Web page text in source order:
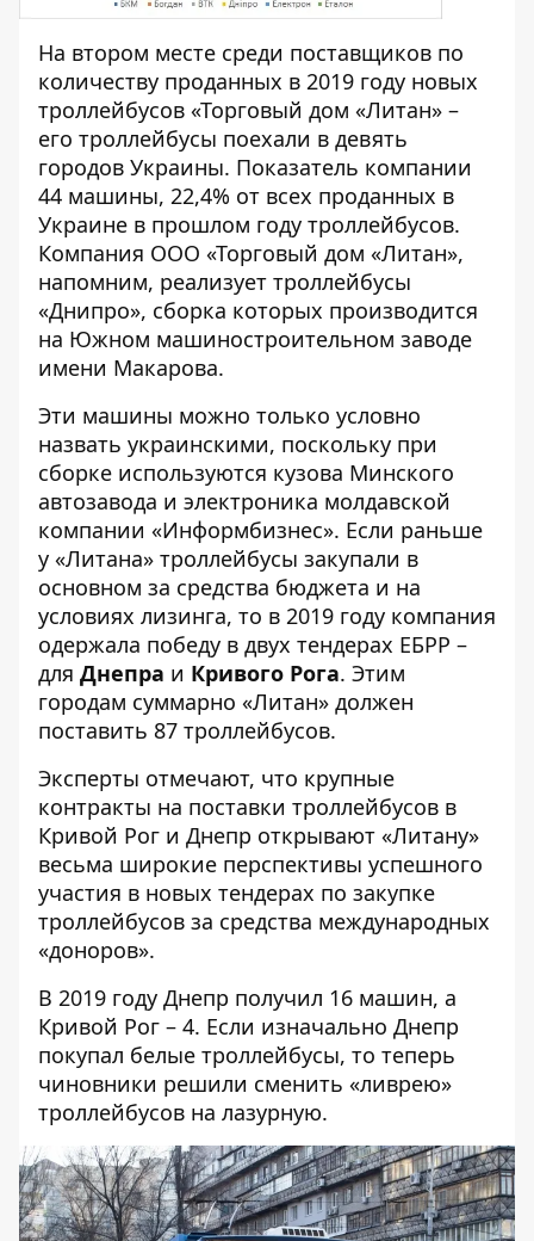
На втором месте среди поставщиков по
количеству проданных в 2019 году новых
троллейбусов «Торговый дом «Литан» –
его троллейбусы поехали в девять
городов Украины. Показатель компании
44 машины, 22,4% от всех проданных в
Украине в прошлом году троллейбусов.
Компания ООО «Торговый дом «Литан»,
напомним, реализует троллейбусы
«Днипро», сборка которых производится
на Южном машиностроительном заводе
имени Макарова.
Эти машины можно только условно
назвать украинскими, поскольку при
сборке используются кузова Минского
автозавода и электроника молдавской
компании «Информбизнес». Если раньше
у «Литана» троллейбусы закупали в
основном за средства бюджета и на
условиях лизинга, то в 2019 году компания
одержала победу в двух тендерах ЕБРР –
для Днепра и Кривого Рога. Этим
городам суммарно «Литан» должен
поставить 87 троллейбусов.
Эксперты отмечают, что крупные
контракты на поставки троллейбусов в
Кривой Рог и Днепр открывают «Литану»
весьма широкие перспективы успешного
участия в новых тендерах по закупке
троллейбусов за средства международных
«доноров».
В 2019 году Днепр получил 16 машин, а
Кривой Рог – 4. Если изначально Днепр
покупал белые троллейбусы, то теперь
чиновники решили сменить «ливрею»
троллейбусов на лазурную.